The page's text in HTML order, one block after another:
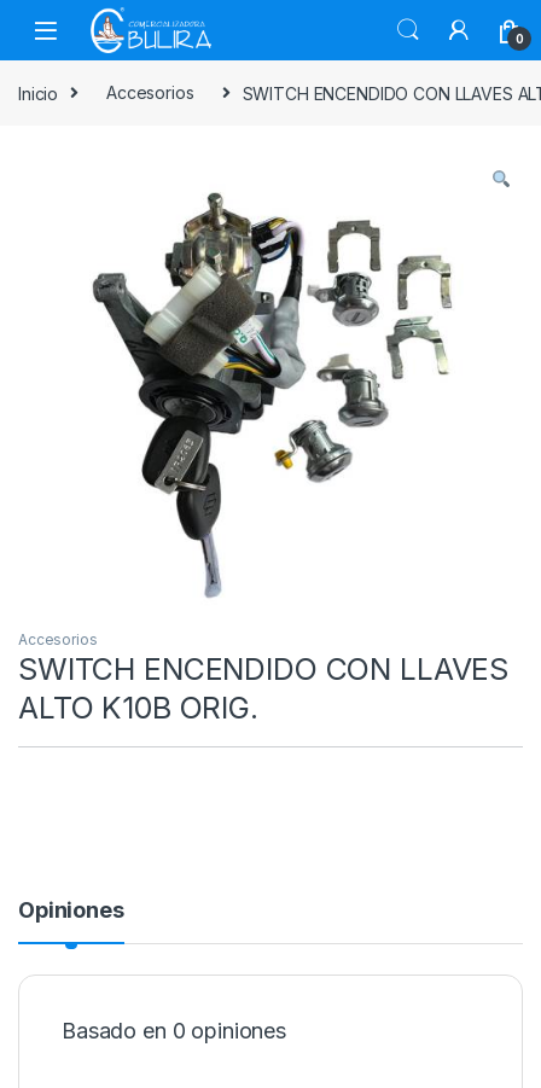
0
Inicio Accesorios SWITCH ENCENDIDO CON LLAVES
Accesorios
SWITCH ENCENDIDO CON LLAVES
ALTO K10B ORIG.
Opiniones
Basado en 0 opiniones